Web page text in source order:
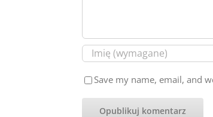
Save my name, email, and